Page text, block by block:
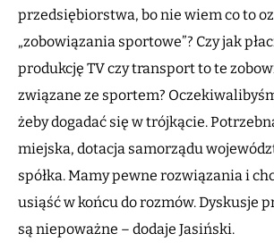
przedsiębiorstwa, bo nie wiem co to
„zobowiązania sportowe”? Czy jak
produkcję TV czy transport to te
związane ze sportem?
żeby dogadać się w trójkącie.
miejska, dotacja samorządu
spółka. Mamy pewne rozwiązania i
usiąść w końcu do rozmów. Dyskusje
są niepoważne – dodaje Jasiński.